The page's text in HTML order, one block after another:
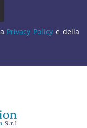
Privacy Policy e della